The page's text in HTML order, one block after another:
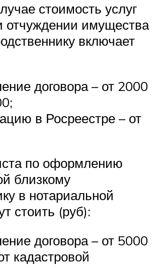
стоимость услуг
отчуждении имущества
включает
договора – от 2000
в Росреестре – от
по оформлению
близкому
в нотариальной
стоить (руб):
договора – от 5000
кадастровой